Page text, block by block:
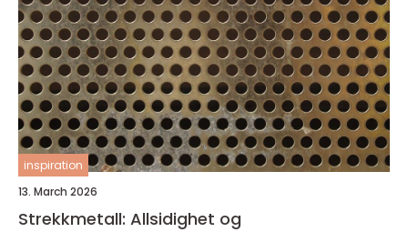
inspiration
13. March 2026
Strekkmetall: Allsidighet og